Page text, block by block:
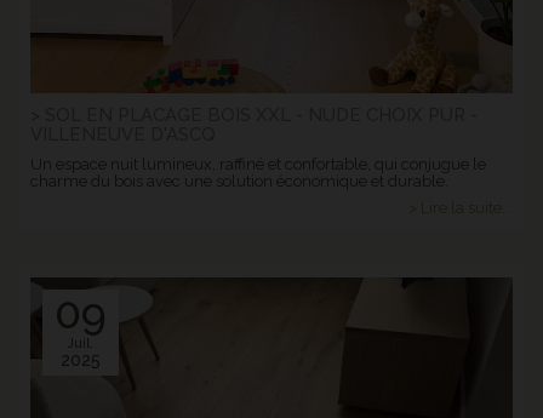
Un espace nuit lumineux, raffiné et confortable, qui conjugue le
charme du bois avec une solution économique et durable.
> Lire la suite...
09
Juil.
2025